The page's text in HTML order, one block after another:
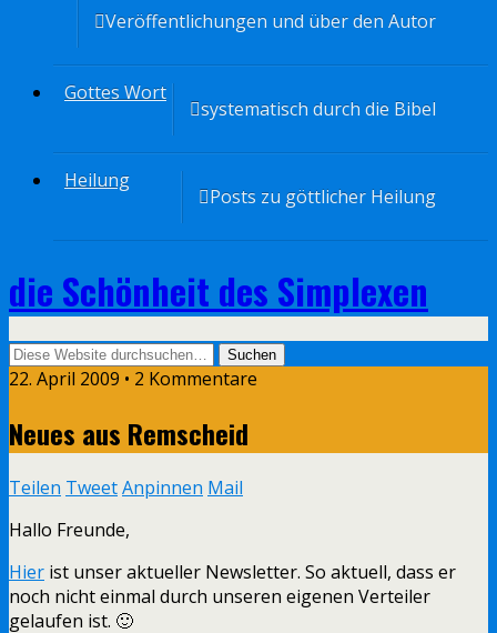
Veröffentlichungen und über den Autor
Gottes Wort
systematisch durch die Bibel
Heilung
Posts zu göttlicher Heilung
die Schönheit des Simplexen
22. April 2009 • 2 Kommentare
Neues aus Remscheid
Teilen TweetAnpinnen Mail
Hallo Freunde,
Hier ist unser aktueller Newsletter. So aktuell, dass er
noch nicht einmal durch unseren eigenen Verteiler
gelaufen ist. 🙂